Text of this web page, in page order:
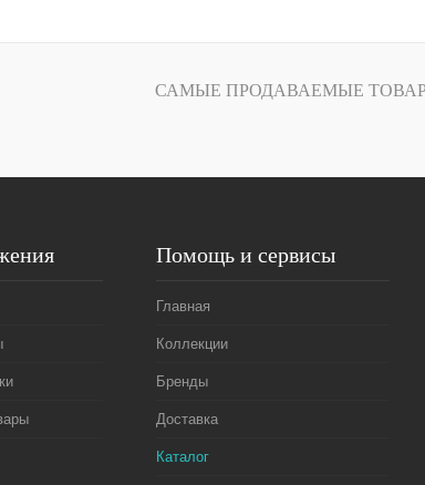
САМЫЕ ПРОДАВАЕМЫЕ
Помощь и сервисы
Главная
Коллекции
Бренды
Доставка
Каталог